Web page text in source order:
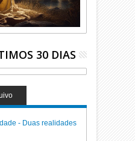
30 DIAS
- Duas realidades